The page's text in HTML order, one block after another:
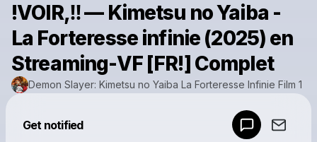
!VOIR,‼️ — Kimetsu no Yaiba -
La Forteresse infinie (2025) en
Streaming-VF [FR!] Complet
Demon Slayer: Kimetsu no Yaiba La Forteresse Infinie Film 1
Get notified